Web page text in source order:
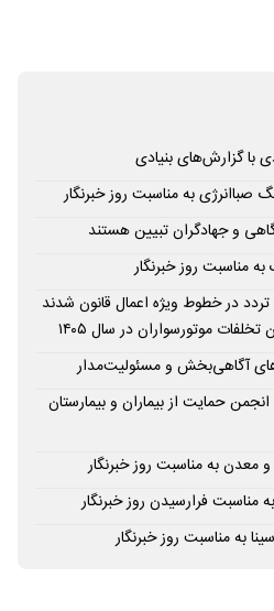
با گزارش‌های بنیادی
صباانرژی به مناسبت روز خبرنگار
و جهادگران تبیین هستند
مناسبت روز خبرنگار
تردد در خطوط ویژه اعمال قانون شدند
آگاهی‌بخش و مسئولیت‌مدار
حمایت از بیماران و بیمارستان
معدن به مناسبت روز خبرنگار
مناسبت فرارسیدن روز خبرنگار
به مناسبت روز خبرنگار